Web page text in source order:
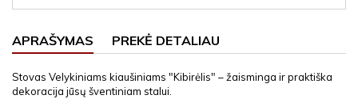
APRAŠYMAS PREKĖ DETALIAU
Stovas Velykiniams kiaušiniams "Kibirėlis" – žaisminga ir praktiška
dekoracija jūsų šventiniam stalui.